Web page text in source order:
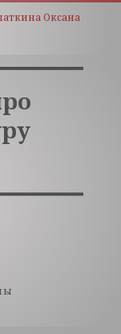
Оксана